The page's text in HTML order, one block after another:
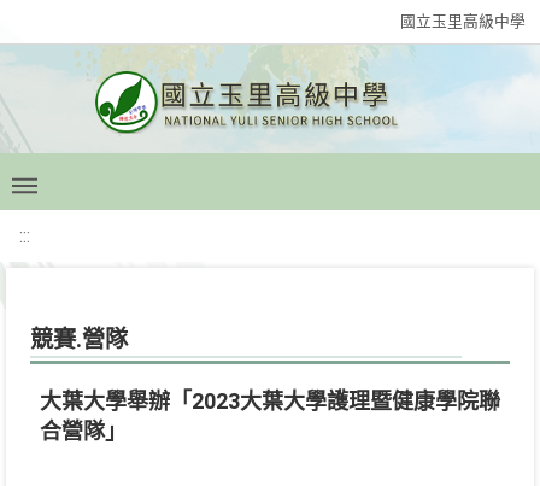
國立玉里高級中學
:::
競賽.營隊
大葉大學舉辦「2023大葉大學護理暨健康學院聯
合營隊」